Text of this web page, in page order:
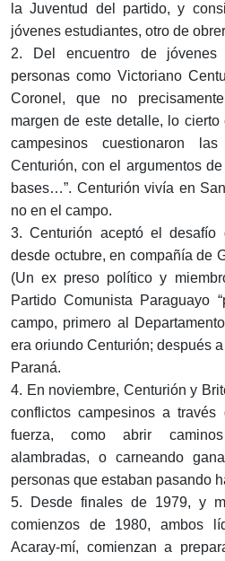
la Juventud del partido, y
jóvenes estudiantes, otro de
2. Del encuentro de jóvenes
personas como Victoriano
Coronel, que no
margen de este detalle, lo
campesinos cuestionaron
Centurión, con el argumentos
bases…”. Centurión vivía en
no en el campo.
3. Centurión aceptó el desafío
desde octubre, en compañía de
(Un ex preso político y
Partido Comunista Paraguayo
campo, primero al
era oriundo Centurión; después
Paraná.
4. En noviembre, Centurión y
conflictos campesinos a
fuerza, como abrir
alambradas, o carneando
personas que estaban pasando
5. Desde finales de 1979, y
comienzos de 1980, ambos
Acaray-mí, comienzan a